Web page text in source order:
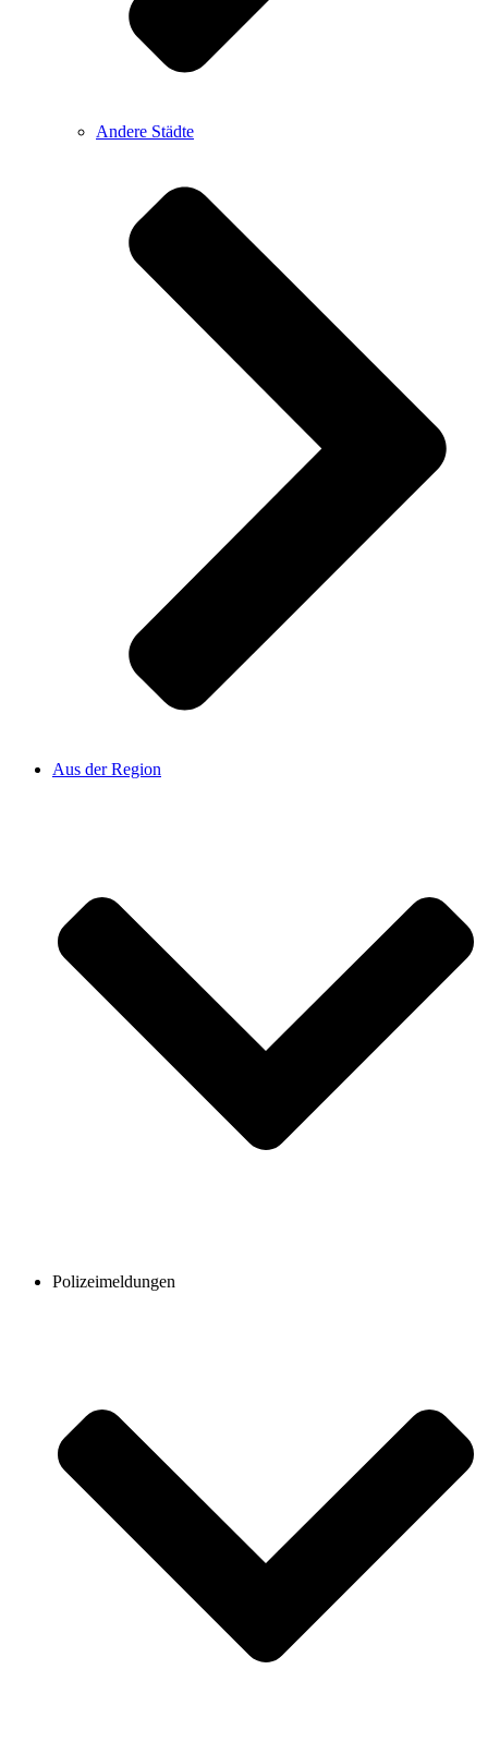
Andere Städte
Aus der Region
Polizeimeldungen